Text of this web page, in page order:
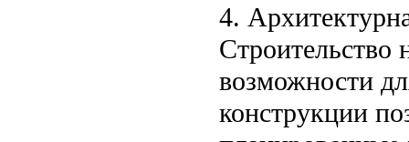
4.
Строительство
возможности
конструкции